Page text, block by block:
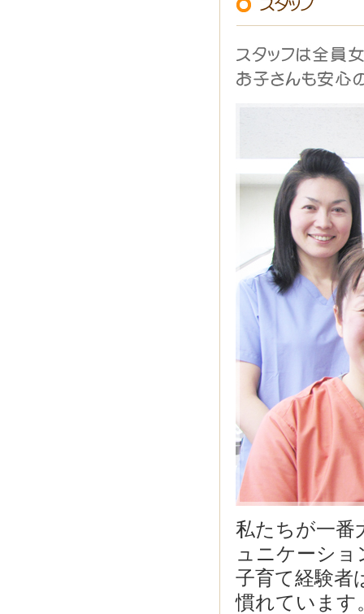
私たちが一番
ュニケーシ
子育て経験者
慣れています